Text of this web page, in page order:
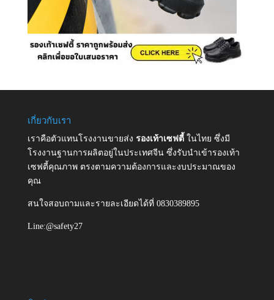
เกี่ยวกับเรา
เราคือตัวแทนโรงงานขายส่ง รองเท้าเซฟตี้ ในไทย ซึ่งมี
โรงงานฐานการผลิตอยู่ในประเทศจีน ซึ่งรับนำเข้ารองเท้า
เซฟตี้คุณภาพ ตรงตามความต้องการและงบประมาณของ
คุณ
สนใจสอบถามและรายละเอียดได้ที่ 0830389895
Line:@safety27